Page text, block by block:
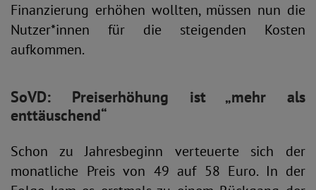
Finanzierung erhöhen wollten, müssen nun die
Nutzer*innen für die steigenden Kosten
aufkommen.
SoVD: Preiserhöhung ist „mehr als
enttäuschend“
Schon zu Jahresbeginn verteuerte sich der
monatliche Preis von 49 auf 58 Euro. In der